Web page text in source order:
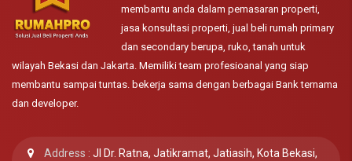
membantu anda dalam pemasaran properti,
jasa konsultasi properti, jual beli rumah primary
dan secondary berupa, ruko, tanah untuk
wilayah Bekasi dan Jakarta. Memiliki team profesioanal yang siap
membantu sampai tuntas. bekerja sama dengan berbagai Bank ternama
dan developer.
Address : Jl Dr. Ratna, Jatikramat, Jatiasih, Kota Bekasi,